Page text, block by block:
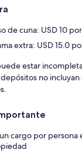
de cuna: USD 10
extra: USD 15.0
estar
no
cargo por persona